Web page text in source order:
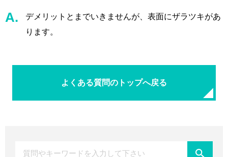
デメリットとまでいきませんが、表面にザラツキがあ
ります。
よくある質問のトップへ戻る